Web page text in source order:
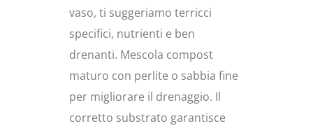
vaso, ti suggeriamo terricci
specifici, nutrienti e ben
drenanti. Mescola compost
maturo con perlite o sabbia fine
per migliorare il drenaggio. Il
corretto substrato garantisce